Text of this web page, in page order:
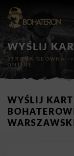
WYŚLIJ
STRONA GŁÓWNA ->
ONLINE
WYŚLIJ